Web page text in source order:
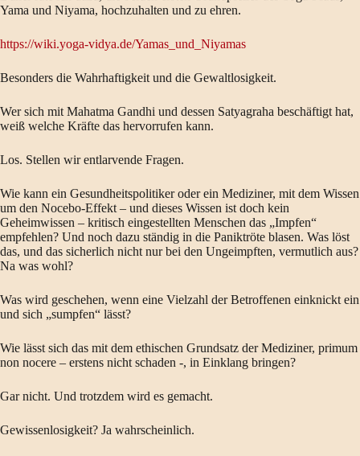
Yama und Niyama, hochzuhalten und zu ehren.
https://wiki.yoga-vidya.de/Yamas_und_Niyamas
Besonders die Wahrhaftigkeit und die Gewaltlosigkeit.
Wer sich mit Mahatma Gandhi und dessen Satyagraha beschäftigt hat,
weiß welche Kräfte das hervorrufen kann.
Los. Stellen wir entlarvende Fragen.
Wie kann ein Gesundheitspolitiker oder ein Mediziner, mit dem Wissen
um den Nocebo-Effekt – und dieses Wissen ist doch kein
Geheimwissen – kritisch eingestellten Menschen das „Impfen“
empfehlen? Und noch dazu ständig in die Paniktröte blasen. Was löst
das, und das sicherlich nicht nur bei den Ungeimpften, vermutlich aus?
Na was wohl?
Was wird geschehen, wenn eine Vielzahl der Betroffenen einknickt ein
und sich „sumpfen“ lässt?
Wie lässt sich das mit dem ethischen Grundsatz der Mediziner, primum
non nocere – erstens nicht schaden -, in Einklang bringen?
Gar nicht. Und trotzdem wird es gemacht.
Gewissenlosigkeit? Ja wahrscheinlich.